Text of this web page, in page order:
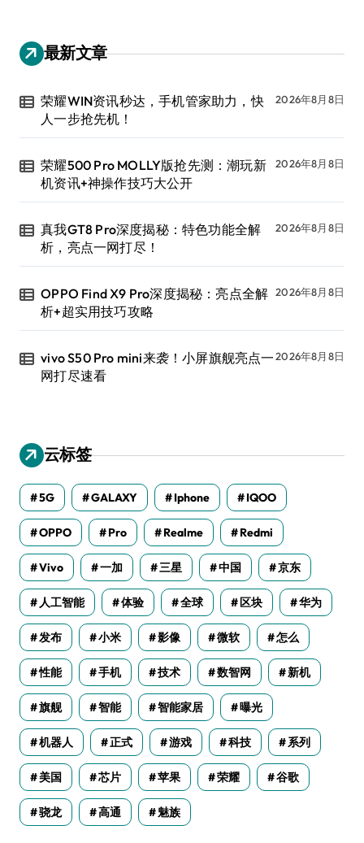
最新文章
荣耀WIN资讯秒达，手机管家助力，快
人一步抢先机！
2026年8月8日
荣耀500 Pro MOLLY版抢先测：潮玩新
机资讯+神操作技巧大公开
2026年8月8日
真我GT8 Pro深度揭秘：特色功能全解
析，亮点一网打尽！
2026年8月8日
OPPO Find X9 Pro深度揭秘：亮点全解
析+超实用技巧攻略
2026年8月8日
vivo S50 Pro mini来袭！小屏旗舰亮点一
网打尽速看
2026年8月8日
云标签
5G GALAXY Iphone IQOO
OPPO Pro Realme Redmi
Vivo 一加 三星 中国 京东
人工智能 体验 全球 区块 华为
发布 小米 影像 微软 怎么
性能 手机 技术 数智网 新机
旗舰 智能 智能家居 曝光
机器人 正式 游戏 科技 系列
美国 芯片 苹果 荣耀 谷歌
骁龙 高通 魅族